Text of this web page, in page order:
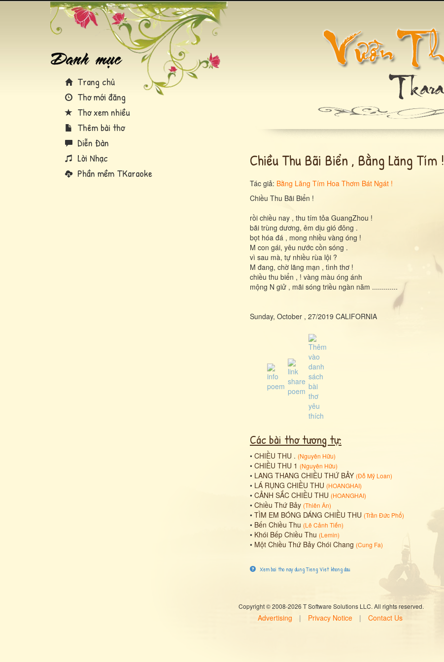
Trang chủ
Thơ mới đăng
Thơ xem nhiều
Thêm bài thơ
Diễn Đàn
Lời Nhạc
Phần mềm TKaraoke
Chiều Thu Bãi Biển , Bằng Lăng Tím !
Tác giả: Bằng Lăng Tím Hoa Thơm Bát Ngát !
Chiều Thu Bãi Biển !
rồi chiều nay , thu tím tỏa GuangZhou !
bãi trùng dương, êm dịu gió đông .
bọt hóa đá , mong nhiều vàng óng !
M con gái, yêu nước cồn sóng .
vì sau mà, tự nhiều rùa lội ?
M đang, chờ lãng mạn , tình thơ !
chiều thu biển , ! vàng màu óng ánh
mộng N giử , mãi sóng triều ngàn năm .............
Sunday, October , 27/2019 CALIFORNIA
Các bài thơ tương tự:
• CHIỀU THU . (Nguyên Hữu)
• CHIỀU THU 1 (Nguyên Hữu)
• LANG THANG CHIỀU THỨ BẢY (Đỗ Mỹ Loan)
• LÁ RỤNG CHIỀU THU (HOANGHAI)
• CẢNH SẮC CHIỀU THU (HOANGHAI)
• Chiều Thứ Bảy (Thiên Ân)
• TÌM EM BÓNG DÁNG CHIỀU THU (Trần Đức Phổ)
• Bến Chiều Thu (Lê Cảnh Tiến)
• Khói Bếp Chiều Thu (Lemin)
• Một Chiều Thứ Bảy Chói Chang (Cung Fa)
Xem bai tho nay dung Tieng Viet khong dau
Copyright © 2008-2026 T Software Solutions LLC. All rights reserved.
Advertising | Privacy Notice | Contact Us